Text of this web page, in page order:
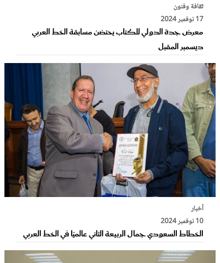
ثقافة وفنون
17 نوفمبر 2024
معرض جدة الدولي للكتاب يحتضن مسابقة الخط العربي
ديسمبر المقبل
أخبار
10 نوفمبر 2024
الخطاط السعودي جمال الربيعة الثاني عالميًا في الخط العربي